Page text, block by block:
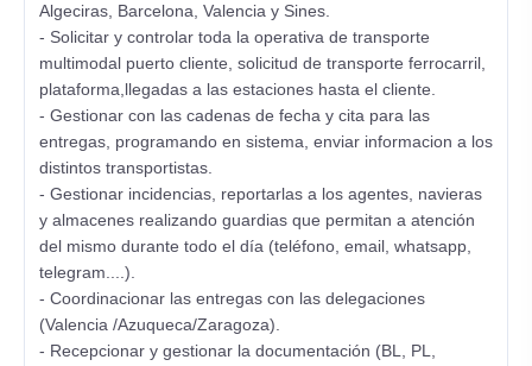
Algeciras, Barcelona, Valencia y Sines.
- Solicitar y controlar toda la operativa de transporte
multimodal puerto cliente, solicitud de transporte ferrocarril,
plataforma,llegadas a las estaciones hasta el cliente.
- Gestionar con las cadenas de fecha y cita para las
entregas, programando en sistema, enviar informacion a los
distintos transportistas.
- Gestionar incidencias, reportarlas a los agentes, navieras
y almacenes realizando guardias que permitan a atención
del mismo durante todo el día (teléfono, email, whatsapp,
telegram....).
- Coordinacionar las entregas con las delegaciones
(Valencia /Azuqueca/Zaragoza).
- Recepcionar y gestionar la documentación (BL, PL,